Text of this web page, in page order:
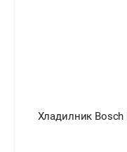
BI fridge-freezer